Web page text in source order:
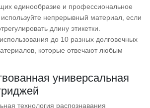
единообразие и профессиональное
используйте непрерывный материал, если
длину этикетки.
до 10 разных долговечных
которые отвечают любым
универсальная
технология распознавания